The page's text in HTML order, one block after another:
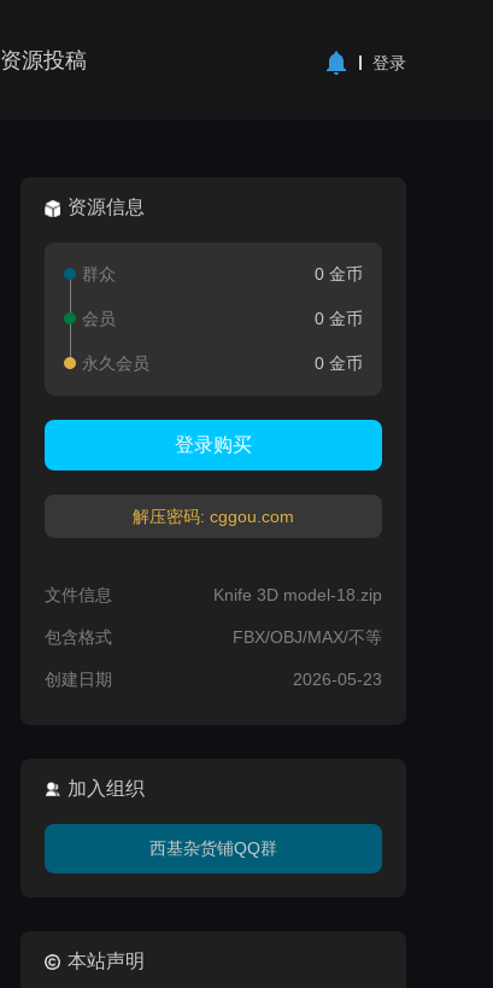
资源投稿 登录
资源信息
群众 0 金币
会员 0 金币
永久会员 0 金币
登录购买
解压密码: cggou.com
文件信息 Knife 3D model-18.zip
包含格式 FBX/OBJ/MAX/不等
创建日期 2026-05-23
加入组织
西基杂货铺QQ群
本站声明